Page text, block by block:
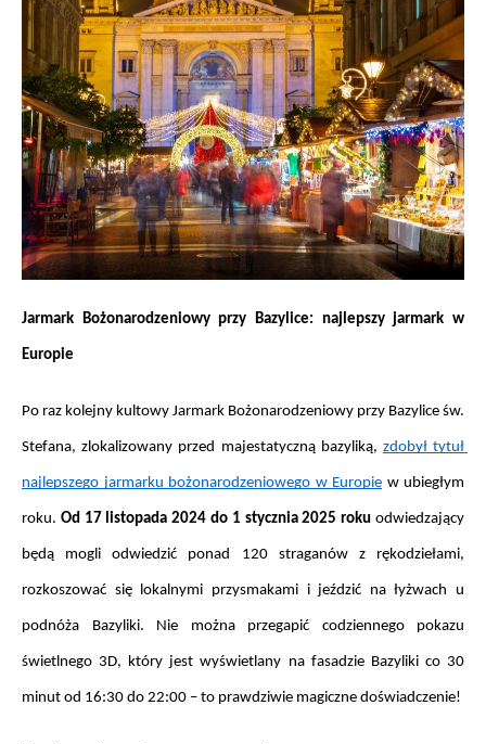
Jarmark Bożonarodzeniowy przy Bazylice: najlepszy jarmark w
Europie
Po raz kolejny kultowy Jarmark Bożonarodzeniowy przy Bazylice św.
Stefana, zlokalizowany przed majestatyczną bazyliką, zdobył tytuł
najlepszego jarmarku bożonarodzeniowego w Europie w ubiegłym
roku. Od 17 listopada 2024 do 1 stycznia 2025 roku odwiedzający
będą mogli odwiedzić ponad 120 straganów z rękodziełami,
rozkoszować się lokalnymi przysmakami i jeździć na łyżwach u
podnóża Bazyliki. Nie można przegapić codziennego pokazu
świetlnego 3D, który jest wyświetlany na fasadzie Bazyliki co 30
minut od 16:30 do 22:00 – to prawdziwie magiczne doświadczenie!